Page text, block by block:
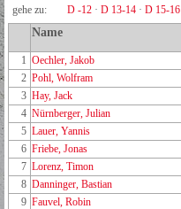
gehe zu:
D -12 · D 13-14 · D 15-16
Name
1 Oechler, Jakob
2 Pohl, Wolfram
3 Hay, Jack
4 Nürnberger, Julian
5 Lauer, Yannis
6 Friebe, Jonas
7 Lorenz, Timon
8 Danninger, Bastian
9 Fauvel, Robin